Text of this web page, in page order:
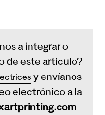
a integrar o
de este artículo?
y envíanos
electrónico a la